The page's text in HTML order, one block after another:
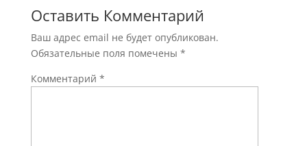
Оставить Комментарий
Ваш адрес email не будет опубликован.
Обязательные поля помечены *
Комментарий *